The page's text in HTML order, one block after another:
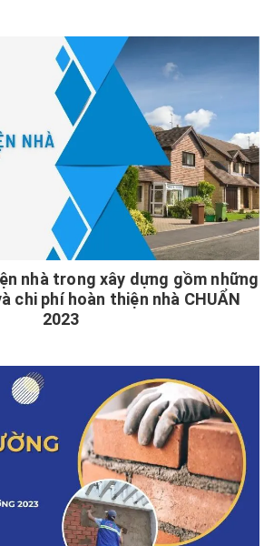
nhà trong xây dựng gồm những
chi phí hoàn thiện nhà CHUẨN
2023